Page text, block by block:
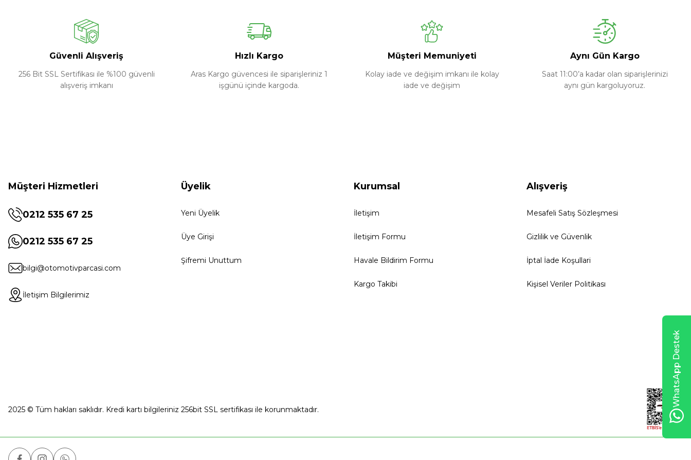
Güvenli Alışveriş
256 Bit SSL Sertifikası ile %100 güvenli
alışveriş imkanı
Hızlı Kargo
Aras Kargo güvencesi ile siparişleriniz 1
işgünü içinde kargoda.
Müşteri Memuniyeti
Kolay iade ve değişim imkanı ile kolay
iade ve değişim
Aynı Gün Kargo
Saat 11:00’a kadar olan siparişlerinizi
aynı gün kargoluyoruz.
Müşteri Hizmetleri
0212 535 67 25
0212 535 67 25
bilgi@otomotivparcasi.com
İletişim Bilgilerimiz
Üyelik
Yeni Üyelik
Üye Girişi
Şifremi Unuttum
Kurumsal
İletişim
İletişim Formu
Havale Bildirim Formu
Kargo Takibi
Alışveriş
Mesafeli Satış Sözleşmesi
Gizlilik ve Güvenlik
İptal İade Koşullari
Kişisel Veriler Politikası
2025 © Tüm hakları saklıdır. Kredi kartı bilgileriniz 256bit SSL sertifikası ile korunmaktadır.
WhatsApp Destek